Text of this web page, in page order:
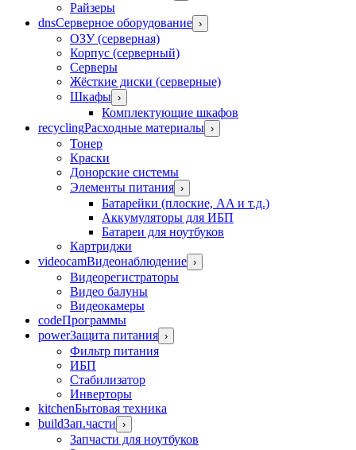
Райзеры
dnsСерверное оборудование ›
ОЗУ (серверная)
Корпус (серверный)
Серверы
Жёсткие диски (серверные)
Шкафы ›
Комплектующие шкафов
recyclingРасходные материалы ›
Тонер
Краски
Донорские системы
Элементы питания ›
Батарейки (плоские, AA и т.д.)
Аккумуляторы для ИБП
Батареи для ноутбуков
Картриджи
videocamВидеонаблюдение ›
Видеорегистраторы
Видео балуны
Видеокамеры
codeПрограммы
powerЗащита питания ›
Фильтр питания
ИБП
Стабилизатор
Инверторы
kitchenБытовая техника
buildЗап.части ›
Запчасти для ноутбуков